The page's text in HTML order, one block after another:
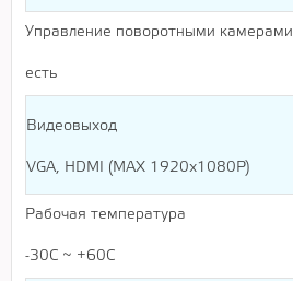
Управление поворотными камерами
есть
Видеовыход
VGA, HDMI (MAX 1920х1080P)
Рабочая температура
-30С ~ +60С